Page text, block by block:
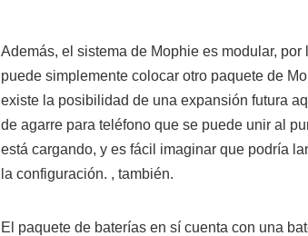
Además, el sistema de Mophie es modular,
puede simplemente colocar otro paquete de
existe la posibilidad de una expansión futura
de agarre para teléfono que se puede unir al
está cargando, y es fácil imaginar que podría
la configuración. , también.
El paquete de baterías en sí cuenta con una